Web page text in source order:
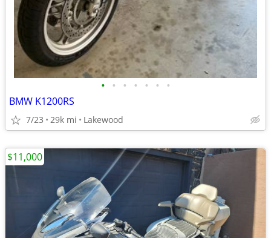
• • • • • • •
BMW K1200RS
7/23 29k mi Lakewood
$11,000